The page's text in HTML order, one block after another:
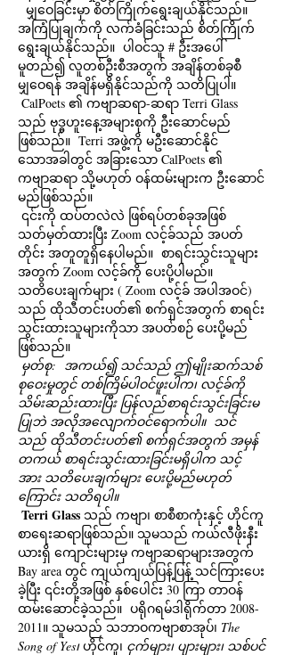
မျှဝေခြင်းမှာ စိတ်ကြိုက်ရွေးချယ်နိုင်သည်။
အကြံပြုချက်ကို လက်ခံခြင်းသည် စိတ်ကြိုက်
ရွေးချယ်နိုင်သည်။  ပါဝင်သူ # ဦးအပေါ်
မူတည်၍ လူတစ်ဦးစီအတွက် အချိန်တစ်ခုစီ
မျှဝေရန် အချိန်မရှိနိုင်သည်ကို သတိပြုပါ။
သည် ဗုဒ္ဓဟူးနေ့အများစုကို ဦးဆောင်မည်
ဖြစ်သည်။  Terri အဖွဲ့ကို မဦးဆောင်နိုင်
သောအခါတွင် အခြားသော CalPoets ၏
ကဗျာဆရာ သို့မဟုတ် ဝန်ထမ်းများက ဦးဆောင်
မည်ဖြစ်သည်။
သတ်မှတ်ထားပြီး Zoom လင့်ခ်သည် အပတ်
တိုင်း အတူတူရှိနေပါမည်။  စာရင်းသွင်းသူများ
အတွက် Zoom လင့်ခ်ကို ပေးပို့ပါမည်။
သတိပေးချက်များ ( Zoom လင့်ခ် အပါအဝင်)
သည် ထိုသီတင်းပတ်၏ စက်ရှင်အတွက် စာရင်း
သွင်းထားသူများကိုသာ အပတ်စဉ် ပေးပို့မည်
ဖြစ်သည်။
မှတ်စု: အကယ်၍ သင်သည် ဤမျိုးဆက်သစ်
စုဝေးမှုတွင် တစ်ကြိမ်ပါဝင်ဖူးပါက၊ လင့်ခ်ကို
သိမ်းဆည်းထားပြီး ပြန်လည်စာရင်းသွင်းခြင်းမ
ပြုဘဲ အလိုအလျောက်ဝင်ရောက်ပါ။ သင်
သည် ထိုသီတင်းပတ်၏ စက်ရှင်အတွက် အမှန်
တကယ် စာရင်းသွင်းထားခြင်းမရှိပါက သင့်
အား သတိပေးချက်များ ပေးပို့မည်မဟုတ်
ကြောင်း သတိရပါ။
Terri Glass သည် ကဗျာ၊ စာစီစာကုံးနှင့် ဟိုင်ကူ
စာရေးဆရာဖြစ်သည်။ သူမသည် ကယ်လီဖိုးနီး
ယားရှိ ကျောင်းများမှ ကဗျာဆရာများအတွက်
Bay area တွင် ကျယ်ကျယ်ပြန့်ပြန့် သင်ကြားပေး
ခဲ့ပြီး ၎င်းတို့အဖြစ် နှစ်ပေါင်း 30 ကြာ တာဝန်
ထမ်းဆောင်ခဲ့သည်။  ပရိုဂရမ်ဒါရိုက်တာ 2008-
2011။ သူမသည် သဘာဝကဗျာစာအုပ်၊ The
Song of Yes၊ ဟိုင်ကူ၊ ငှက်များ၊ ပျားများ၊ သစ်ပင်